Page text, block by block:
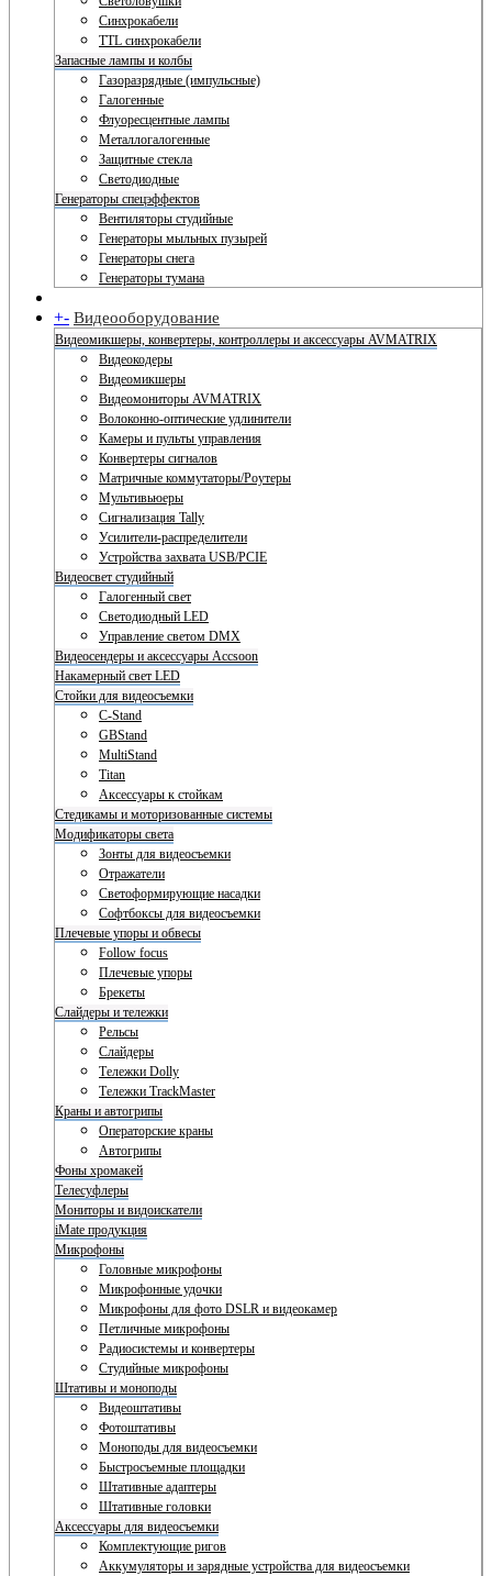
Синхрокабели
TTL синхрокабели
Запасные лампы и колбы
Газоразрядные (импульсные)
Галогенные
Флуоресцентные лампы
Металлогалогенные
Защитные стекла
Светодиодные
Генераторы спецэффектов
Вентиляторы студийные
Генераторы мыльных пузырей
Генераторы снега
Генераторы тумана
+- Видеооборудование
Видеомикшеры, конвертеры, контроллеры и аксессуары AVMATRIX
Видеокодеры
Видеомикшеры
Видеомониторы AVMATRIX
Волоконно-оптические удлинители
Камеры и пульты управления
Конвертеры сигналов
Матричные коммутаторы/Роутеры
Мультивьюеры
Сигнализация Tally
Усилители-распределители
Устройства захвата USB/PCIE
Видеосвет студийный
Галогенный свет
Светодиодный LED
Управление светом DMX
Видеосендеры и аксессуары Accsoon
Накамерный свет LED
Стойки для видеосъемки
C-Stand
GBStand
MultiStand
Titan
Аксессуары к стойкам
Стедикамы и моторизованные системы
Модификаторы света
Зонты для видеосъемки
Отражатели
Светоформирующие насадки
Софтбоксы для видеосъемки
Плечевые упоры и обвесы
Follow focus
Плечевые упоры
Брекеты
Слайдеры и тележки
Рельсы
Слайдеры
Тележки Dolly
Тележки TrackMaster
Краны и автогрипы
Операторские краны
Автогрипы
Фоны хромакей
Телесуфлеры
Мониторы и видоискатели
iMate продукция
Микрофоны
Головные микрофоны
Микрофонные удочки
Микрофоны для фото DSLR и видеокамер
Петличные микрофоны
Радиосистемы и конвертеры
Студийные микрофоны
Штативы и моноподы
Видеоштативы
Фотоштативы
Моноподы для видеосъемки
Быстросъемные площадки
Штативные адаптеры
Штативные головки
Аксессуары для видеосъемки
Комплектующие ригов
Аккумуляторы и зарядные устройства для видеосъемки